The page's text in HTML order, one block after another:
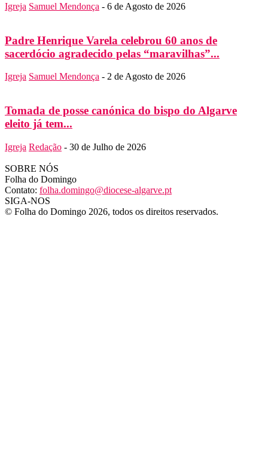
Igreja Samuel Mendonça - 6 de Agosto de 2026
Padre Henrique Varela celebrou 60 anos de
sacerdócio agradecido pelas “maravilhas”...
Igreja Samuel Mendonça - 2 de Agosto de 2026
Tomada de posse canónica do bispo do Algarve
eleito já tem...
Igreja Redação - 30 de Julho de 2026
SOBRE NÓS
Folha do Domingo
Contato: folha.domingo@diocese-algarve.pt
SIGA-NOS
© Folha do Domingo 2026, todos os direitos reservados.